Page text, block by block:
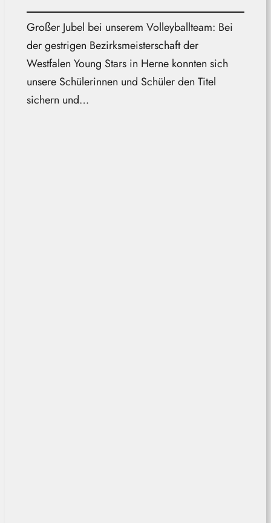
Großer Jubel bei unserem Volleyballteam: Bei
der gestrigen Bezirksmeisterschaft der
Westfalen Young Stars in Herne konnten sich
unsere Schülerinnen und Schüler den Titel
sichern und…